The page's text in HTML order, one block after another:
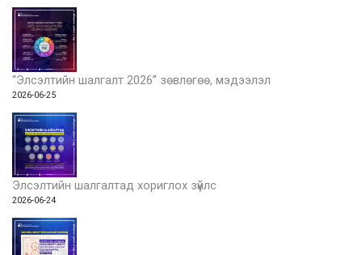
“Элсэлтийн шалгалт 2026” зөвлөгөө, мэдээлэл
2026-06-25
Элсэлтийн шалгалтад хориглох зүйлс
2026-06-24